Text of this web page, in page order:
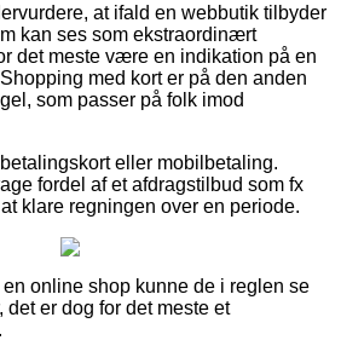
at ifald en webbutik tilbyder
kan ses som ekstraordinært
det meste være en indikation på en
med kort er på den anden
som passer på folk imod
eller mobilbetaling.
fordel af et afdragstilbud som fx
klare regningen over en periode.
en online shop kunne de i reglen se
er dog for det meste et